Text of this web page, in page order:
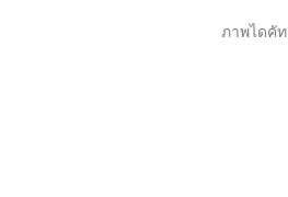
ภาพไดคั